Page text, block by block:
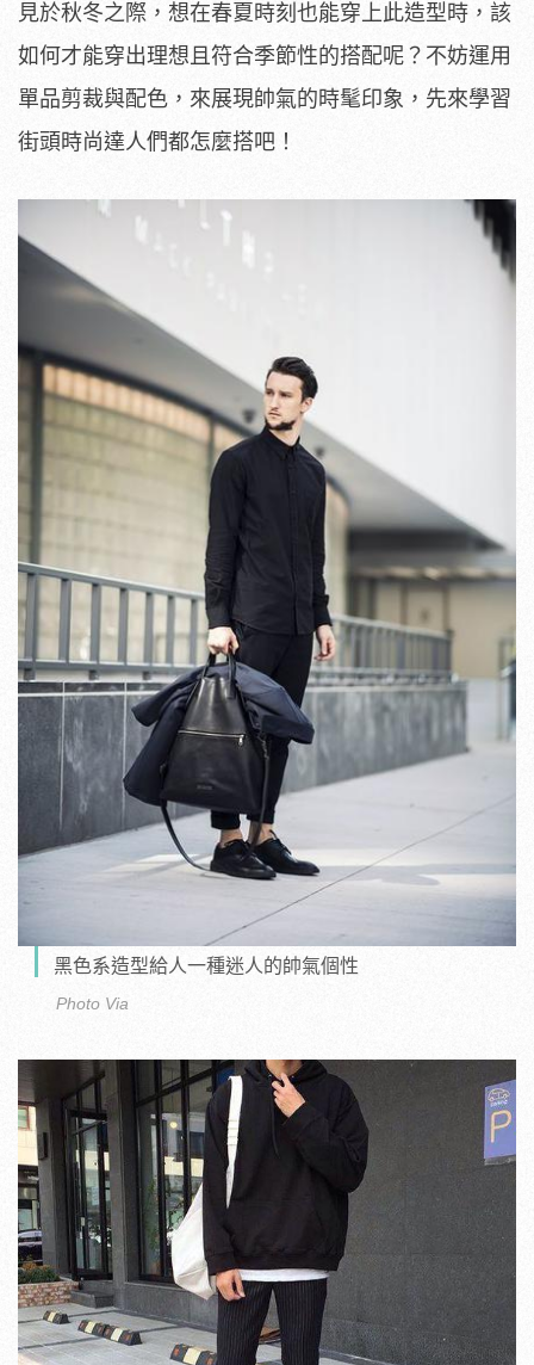
見於秋冬之際，想在春夏時刻也能穿上此造型時，該
如何才能穿出理想且符合季節性的搭配呢？不妨運用
單品剪裁與配色，來展現帥氣的時髦印象，先來學習
街頭時尚達人們都怎麼搭吧！
黑色系造型給人一種迷人的帥氣個性
Photo Via